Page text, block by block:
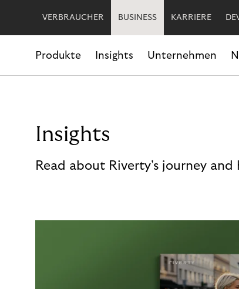
VERBRAUCHER BUSINESS KARRIERE
Produkte Insights Unternehmen
Insights
Read about Riverty's journey